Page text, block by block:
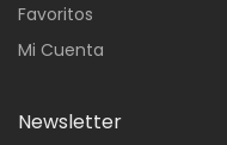
Favoritos
Mi Cuenta
Newsletter